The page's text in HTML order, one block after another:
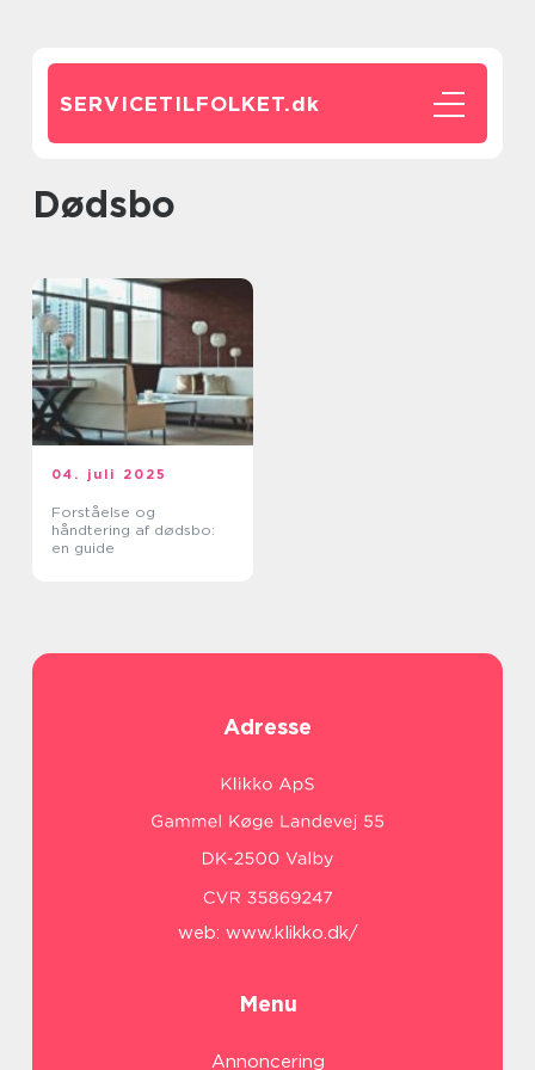
SERVICETILFOLKET.dk
dødsbo
04. juli 2025
Forståelse og
håndtering af dødsbo:
en guide
Adresse
web: www.klikko.dk/
Menu
Annoncering